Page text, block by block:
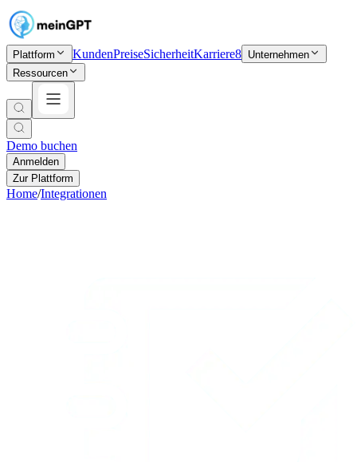
Plattform KundenPreiseSicherheitKarriere8 Unternehmen
Ressourcen
Demo buchen
Anmelden
Zur Plattform
Home/Integrationen